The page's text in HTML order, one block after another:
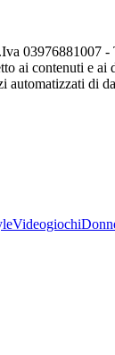
03976881007
ai contenuti e ai
automatizzati di
Videogiochi